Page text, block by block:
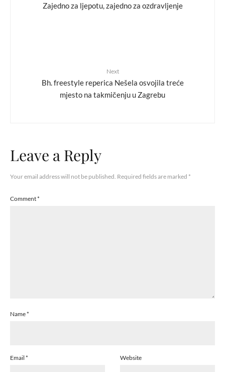
Zajedno za ljepotu, zajedno za ozdravljenje
Next
Bh. freestyle reperica Nešela osvojila treće
mjesto na takmičenju u Zagrebu
Leave a Reply
Your email address will not be published. Required fields are marked *
Comment*
Name*
Email * Website